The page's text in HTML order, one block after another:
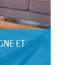
ET